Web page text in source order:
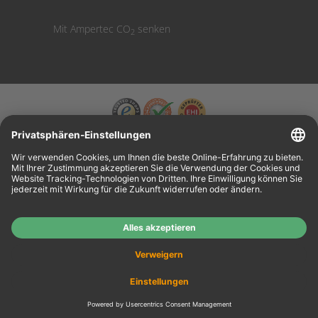
Mit Ampertec CO2 senken
Das Angebot unseres Web-Shops richtet sich nicht an
Wiederverkäufer. Wenn Sie Wiederverkäufer sind, registrieren Sie sich bitte in unserem